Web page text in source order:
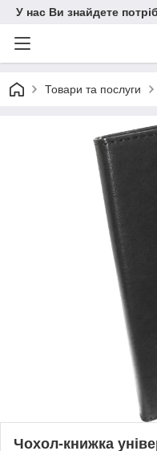
У нас Ви знайдете
Товари та послуги
Чохол-книжка